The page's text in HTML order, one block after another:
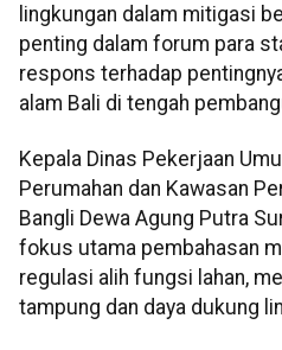
lingkungan dalam mitigasi
penting dalam forum para
respons terhadap
alam Bali di tengah
Kepala Dinas Pekerjaan
Perumahan dan Kawasan
Bangli Dewa Agung Putra
fokus utama pembahasan
regulasi alih fungsi lahan,
tampung dan daya dukung